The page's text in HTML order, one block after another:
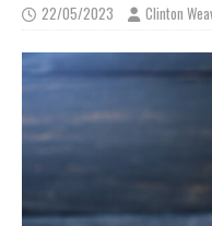
22/05/2023 Clinton